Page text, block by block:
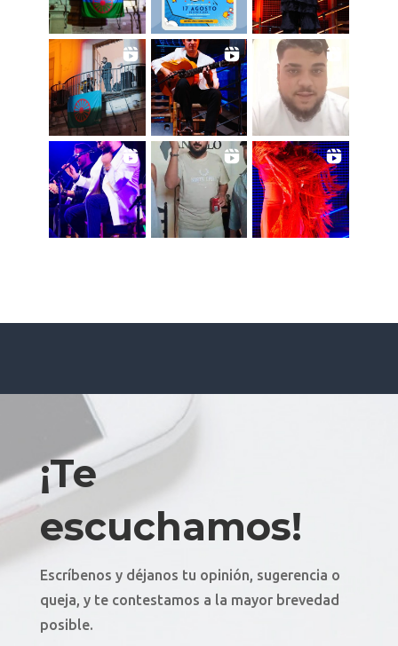
¡Te
escuchamos!
Escríbenos y déjanos tu opinión, sugerencia o
queja, y te contestamos a la mayor brevedad
posible.